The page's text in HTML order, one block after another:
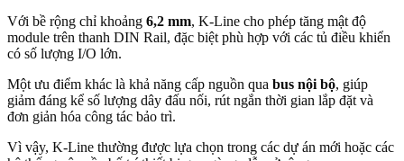
Với bề rộng chỉ khoảng 6,2 mm, K-Line cho phép tăng mật độ
module trên thanh DIN Rail, đặc biệt phù hợp với các tủ điều khiển
có số lượng I/O lớn.
Một ưu điểm khác là khả năng cấp nguồn qua bus nội bộ, giúp
giảm đáng kể số lượng dây đấu nối, rút ngắn thời gian lắp đặt và
đơn giản hóa công tác bảo trì.
Vì vậy, K-Line thường được lựa chọn trong các dự án mới hoặc các